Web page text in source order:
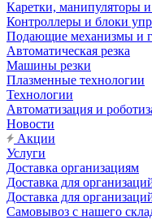
Каретки, манипуляторы
Контроллеры и блоки
Подающие механизмы и
Автоматическая резка
Машины резки
Плазменные технологии
Технологии
Автоматизация и
Новости
Акции
Услуги
Доставка организациям
Доставка для
Доставка для
Самовывоз с нашего